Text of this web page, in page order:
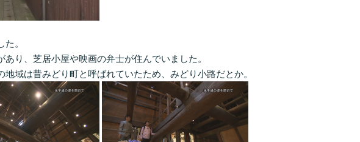
。
り、芝居小屋や映画の弁士が住んでいました。
域は昔みどり町と呼ばれていたため、みどり小路だとか。